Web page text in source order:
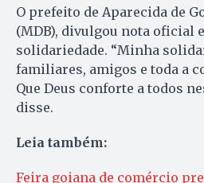
O prefeito de Aparecida de
(MDB), divulgou nota oficial
solidariedade. “Minha
familiares, amigos e toda a
Que Deus conforte a todos
disse.
Leia também:
Feira goiana de comércio